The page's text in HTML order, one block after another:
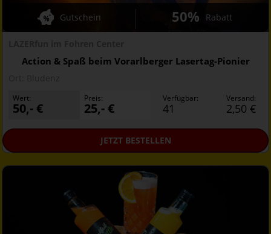
Action & Spaß beim Vorarlberger Lasertag-Pionier
Gutschein 50% Rabatt
Wert:
50,- €
Preis:
25,- €
Verfügbar:
41
Versand:
2,50 €
JETZTBESTELLEN